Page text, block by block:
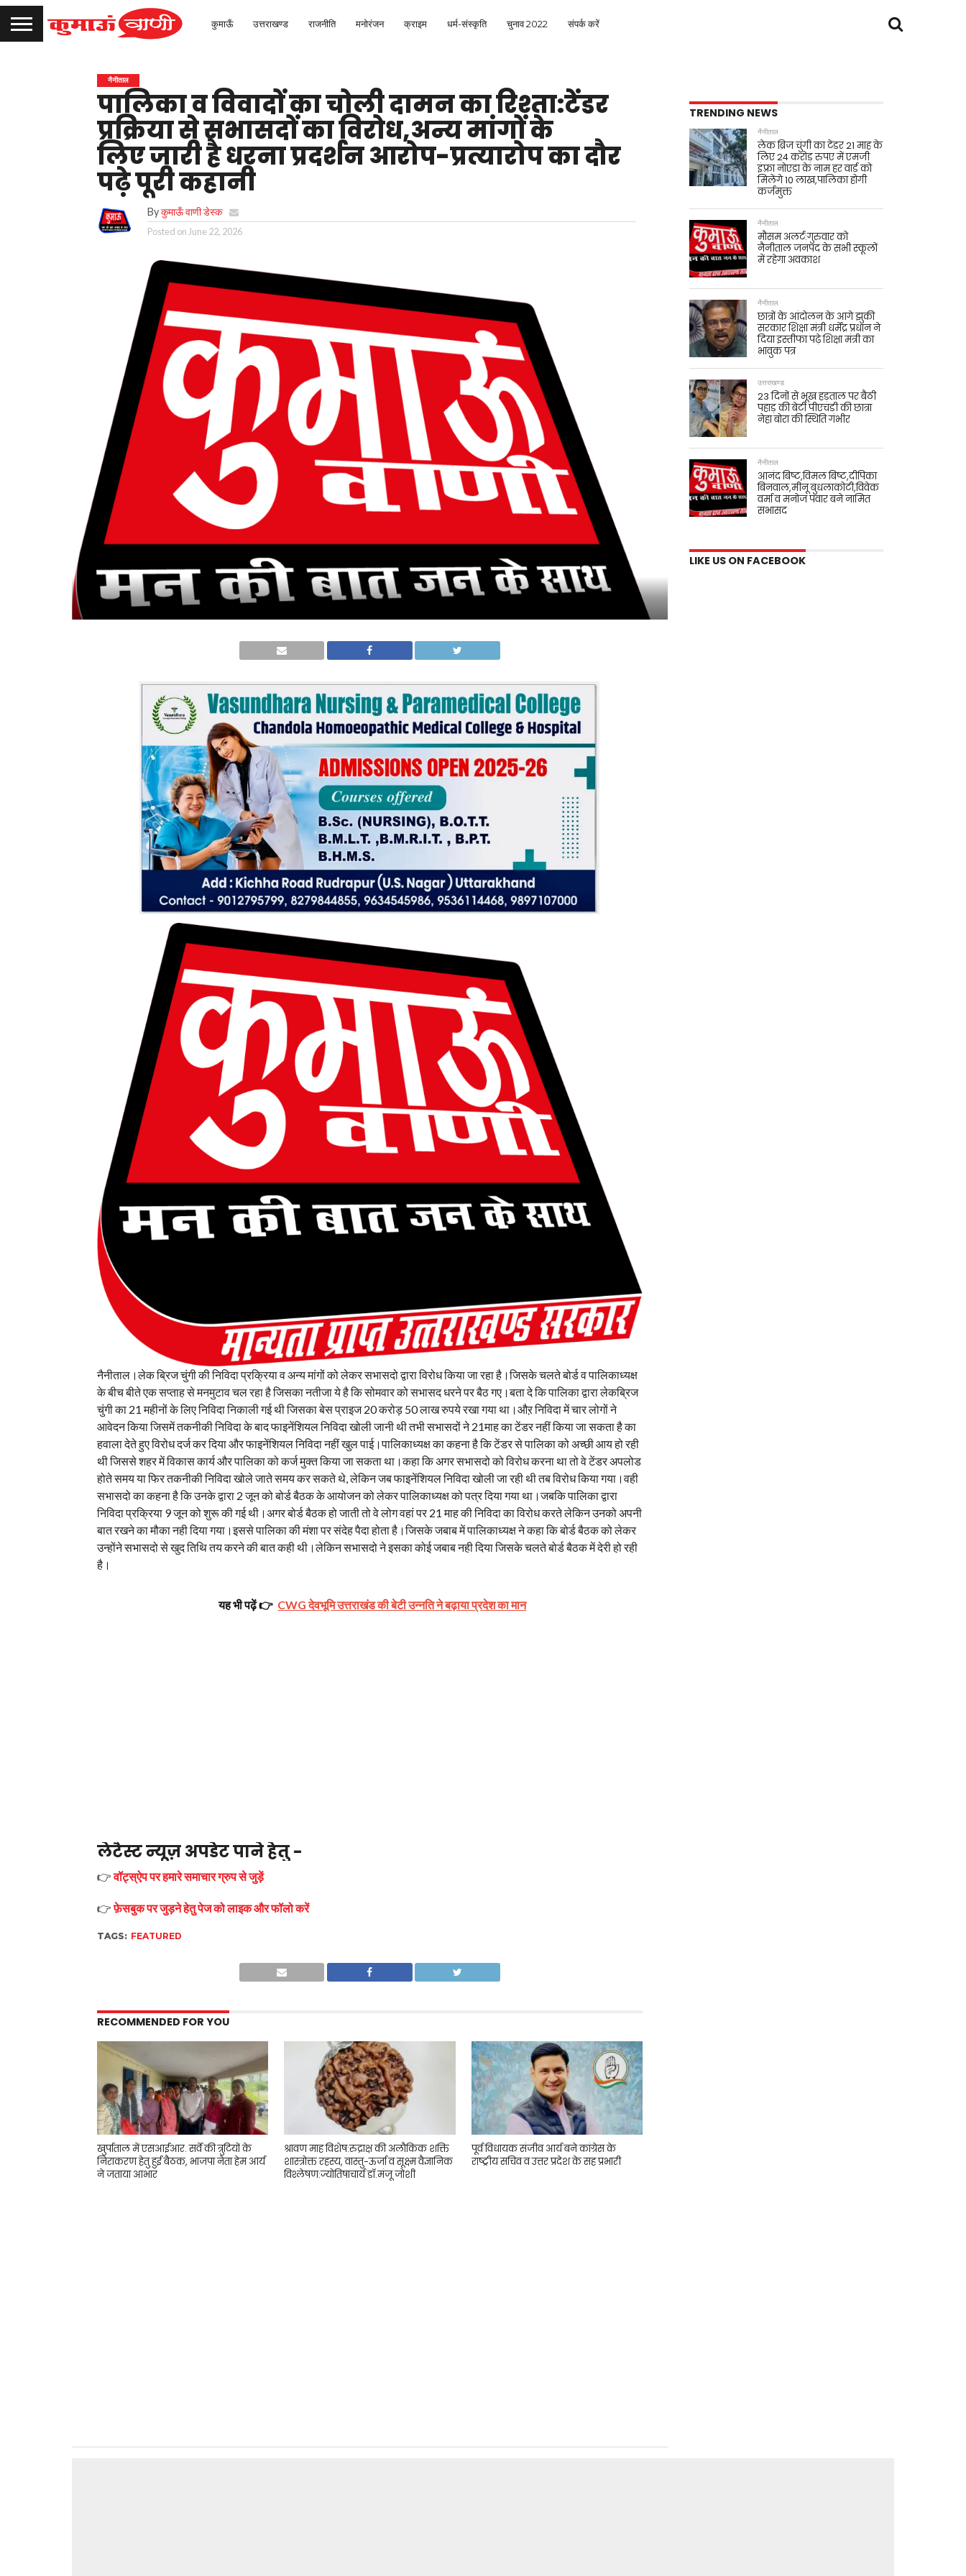
कुमाऊँ उत्तराखण्ड राजनीति मनोरंजन क्राइम धर्म-संस्कृति चुनाव 2022 संपर्क करें
नैनीताल
पालिका व विवादों का चोली दामन का रिश्ता:टेंडर
प्रक्रिया से सभासदों का विरोध,अन्य मांगों के
लिए जारी है धरना प्रदर्शन आरोप-प्रत्यारोप का दौर
पढ़े पूरी कहानी
Byकुमाऊँ वाणी डेस्क
Posted on June 22, 2026
नैनीताल।लेक ब्रिज चुंगी की निविदा प्रक्रिया व अन्य मांगों को लेकर सभासदो द्वारा विरोध किया जा रहा है।जिसके चलते बोर्ड व पालिकाध्यक्ष
के बीच बीते एक सप्ताह से मनमुटाव चल रहा है जिसका नतीजा ये है कि सोमवार को सभासद धरने पर बैठ गए।बता दे कि पालिका द्वारा लेकब्रिज
चुंगी का 21 महीनों के लिए निविदा निकाली गई थी जिसका बेस प्राइज 20 करोड़ 50 लाख रुपये रखा गया था।औऱ निविदा में चार लोगों ने
आवेदन किया जिसमें तकनीकी निविदा के बाद फाइनेंशियल निविदा खोली जानी थी तभी सभासदों ने 21माह का टेंडर नहीं किया जा सकता है का
हवाला देते हुए विरोध दर्ज कर दिया और फाइनेंशियल निविदा नहीं खुल पाई।पालिकाध्यक्ष का कहना है कि टेंडर से पालिका को अच्छी आय हो रही
थी जिससे शहर में विकास कार्य और पालिका को कर्ज मुक्त किया जा सकता था।कहा कि अगर सभासदो को विरोध करना था तो वे टेंडर अपलोड
होते समय या फिर तकनीकी निविदा खोले जाते समय कर सकते थे, लेकिन जब फाइनेंशियल निविदा खोली जा रही थी तब विरोध किया गया।वही
सभासदो का कहना है कि उनके द्वारा 2 जून को बोर्ड बैठक के आयोजन को लेकर पालिकाध्यक्ष को पत्र दिया गया था।जबकि पालिका द्वारा
निविदा प्रक्रिया 9 जून को शुरू की गई थी।अगर बोर्ड बैठक हो जाती तो वे लोग वहां पर 21 माह की निविदा का विरोध करते लेकिन उनको अपनी
बात रखने का मौका नही दिया गया।इससे पालिका की मंशा पर संदेह पैदा होता है।जिसके जबाब में पालिकाध्यक्ष ने कहा कि बोर्ड बैठक को लेकर
उन्होंने सभासदो से खुद तिथि तय करने की बात कही थी।लेकिन सभासदो ने इसका कोई जबाब नही दिया जिसके चलते बोर्ड बैठक में देरी हो रही
है।
यह भी पढ़ें 👉 CWG देवभूमि उत्तराखंड की बेटी उन्नति ने बढ़ाया प्रदेश का मान
लेटैस्ट न्यूज़ अपडेट पाने हेतु -
👉वॉट्स्ऐप पर हमारे समाचार ग्रुप से जुड़ें
👉फ़ेसबुक पर जुड़ने हेतु पेज को लाइक और फॉलो करें
TAGS: FEATURED
RECOMMENDED FOR YOU
खुर्पाताल में एसआईआर. सर्वे की त्रुटियों के
निराकरण हेतु हुई बैठक, भाजपा नेता हेम आर्य
ने जताया आभार
श्रावण माह विशेष:रुद्राक्ष की अलौकिक शक्ति
शास्त्रोक्त रहस्य, वास्तु-ऊर्जा व सूक्ष्म वैज्ञानिक
विश्लेषण:ज्योतिषाचार्य डॉ.मंजू जोशी
पूर्व विधायक संजीव आर्य बने कांग्रेस के
राष्ट्रीय सचिव व उत्तर प्रदेश के सह प्रभारी
TRENDING NEWS
नैनीताल
लेक ब्रिज चुंगी का टेंडर 21 माह के
लिए 24 करोड़ रुपए में एमजी
इंफ़्रा नोएडा के नाम हर वार्ड को
मिलेंगे 10 लाख,पालिका होगी
कर्जमुक्त
नैनीताल
मौसम अलर्ट:गुरुवार को
नैनीताल जनपद के सभी स्कूलों
में रहेगा अवकाश
नैनीताल
छात्रों के आंदोलन के आगे झुकी
सरकार शिक्षा मंत्री धर्मेंद्र प्रधान ने
दिया इस्तीफा पढ़े शिक्षा मंत्री का
भावुक पत्र
उत्तराखण्ड
23 दिनों से भूख हड़ताल पर बैठी
पहाड़ की बेटी पीएचडी की छात्रा
नेहा बोरा की स्थिति गंभीर
नैनीताल
आनंद बिष्ट,विमल बिष्ट,दीपिका
बिनवाल,मीनू बुधलाकोटी,विवेक
वर्मा व मनोज पंवार बने नामित
सभासद
LIKE US ON FACEBOOK